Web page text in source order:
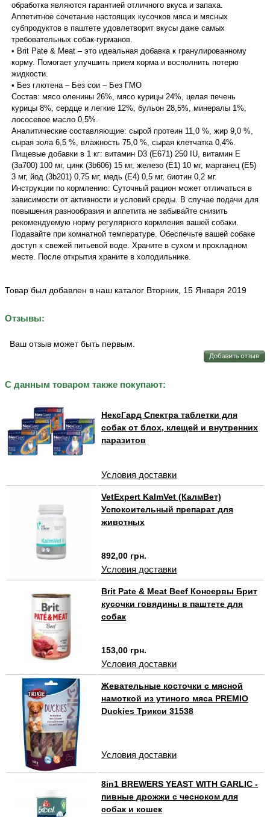
обработка являются гарантией отличного вкуса и запаха.
Аппетитное сочетание настоящих кусочков мяса и мясных
субпродуктов в паштете удовлетворит вкусы даже самых
требовательных собак-гурманов.
• Brit Pate & Meat – это идеальная добавка к гранулированному
корму. Помогает улучшить прием корма и восполнить потерю
жидкости.
• Без глютена – Без сои – Без ГМО
Состав: мясо оленины 26%, мясо курицы 24%, целая печень
курицы 8%, сердце и легкие 12%, бульон 28,5%, минералы 1%,
лососевое масло 0,5%.
Аналитические составляющие: сырой протеин 11,0 %, жир 9,0 %,
сырая зола 6,5 %, влажность 75,0 %, сырая клетчатка 0,4%.
Пищевые добавки в 1 кг: витамин D3 (E671) 250 IU, витамин E
(3a700) 100 мг, цинк (3b606) 15 мг, железо (E1) 10 мг, марганец (E5)
3 мг, йод (3b201) 0,75 мг, медь (E4) 0,5 мг, биотин 0,2 мг.
Инструкции по кормлению: Суточный рацион может отличаться в
зависимости от активности и условий среды. В случае подачи для
повышения разнообразия и аппетита не забывайте снизить
рекомендуемую норму регулярного кормления вашей собаки.
Подавайте при комнатной температуре. Обеспечьте вашей собаке
доступ к свежей питьевой воде. Храните в сухом и прохладном
месте. После открытия храните в холодильнике.
Товар был добавлен в наш каталог Вторник, 15 Января 2019
Отзывы:
Ваш отзыв может быть первым.
С данным товаром также покупают:
НексГард Спектра таблетки для
собак от блох, клещей и внутренних
паразитов
Условия доставки
VetExpert KalmVet (КалмВет)
Успокоительный препарат для
животных
892,00 грн.
Условия доставки
Brit Pate & Meat Beef Консервы Брит
кусочки говядины в паштете для
собак
153,00 грн.
Условия доставки
Жевательные косточки с мясной
намоткой из утиного мяса PREMIO
Duckies Трикси 31538
Условия доставки
8in1 BREWERS YEAST WITH GARLIC -
пивные дрожжи с чесноком для
собак и кошек